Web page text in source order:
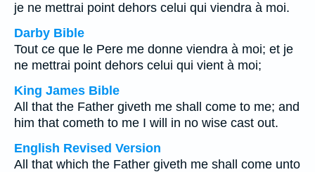
je ne mettrai point dehors celui qui viendra à moi.
Darby Bible
Tout ce que le Pere me donne viendra à moi; et je
ne mettrai point dehors celui qui vient à moi;
King James Bible
All that the Father giveth me shall come to me; and
him that cometh to me I will in no wise cast out.
English Revised Version
All that which the Father giveth me shall come unto